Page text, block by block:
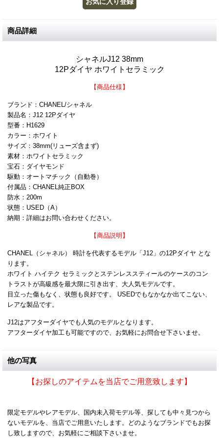
商品詳細
シャネルJ12 38mm
12Pダイヤ ホワイトセラミック
【商品仕様】
ブランド：CHANEL/シャネル
製品名：J12 12Pダイヤ
型番：H1629
カラー：ホワイト
サイズ：38mm(リューズ含まず)
素材：ホワイトセラミック
宝石：ダイヤモンド
駆動：オートマチック（自動巻）
付属品：CHANEL純正BOX
防水：200m
状態：USED（A）
納期：詳細はお問い合わせください。
【商品説明】
CHANEL（シャネル） 時計を代表するモデル「J12」の12Pダイヤ とな
ります。
ホワイト ハイテク セラミックとステンレススティールのケースのコン
トラストが高級感を最大限に引き出す、大人気モデルです。
目立った傷もなく、状態も良好です。 USEDでもなかなか出てこない、
レアな製品です。
J12はアフターダイヤでも人気のモデルとなります。
アフターダイヤ加工も可能ですので、お気軽にお問合せ下さいませ。
他の写真
【お探しのアイテムを当店でご用意致します】
限定モデルやレアモデル、国内未入荷モデル等、探しても中々見つから
ないモデルを、当店でご用意いたします。どのようなブランドでもお探
し致しますので、お気軽にご相談下さいませ。